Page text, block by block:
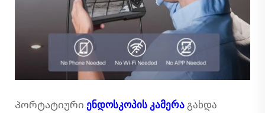
Პორტატიური ენდოსკოპის კამერა გახდა